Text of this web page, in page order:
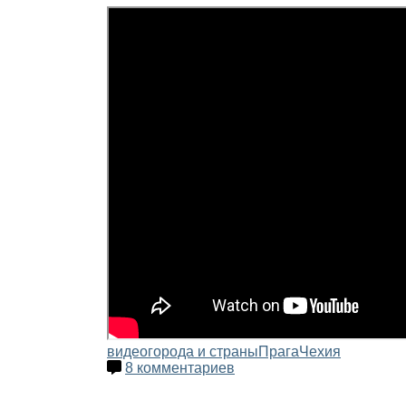
видеогорода и страныПрагаЧехия
8 комментариев